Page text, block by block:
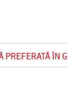
PREFERATĂ ÎN